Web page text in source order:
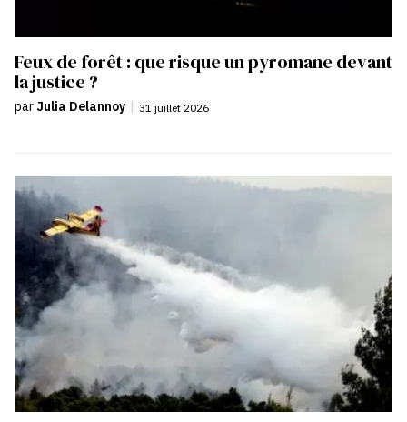
Feux de forêt : que risque un pyromane devant
la justice ?
par Julia Delannoy | 31 juillet 2026